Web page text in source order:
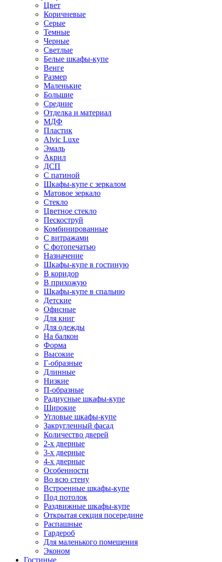
Цвет
Коричневые
Серые
Темные
Черные
Светлые
Белые шкафы-купе
Венге
Размер
Маленькие
Большие
Средние
Отделка и материал
МДФ
Пластик
Alvic Luxe
Эмаль
Акрил
ДСП
С патиной
Шкафы-купе с зеркалом
Матовое зеркало
Стекло
Цветное стекло
Пескоструй
Комбинированные
С витражами
С фотопечатью
Назначение
Шкафы-купе в гостиную
В коридор
В прихожую
Шкафы-купе в спальню
Детские
Офисные
Для книг
Для одежды
На балкон
Форма
Высокие
Г-образные
Длинные
Низкие
П-образные
Радиусные шкафы-купе
Широкие
Угловые шкафы-купе
Закругленный фасад
Количество дверей
2-х дверные
3-х дверные
4-х дверные
Особенности
Во всю стену
Встроенные шкафы-купе
Под потолок
Раздвижные шкафы-купе
Открытая секция посередине
Распашные
Гардероб
Для маленького помещения
Эконом
Гостиные